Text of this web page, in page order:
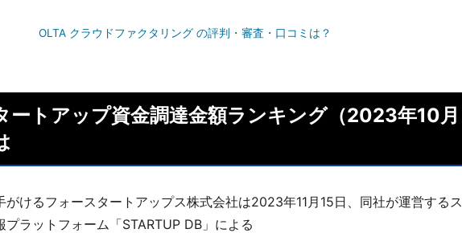
OLTA クラウドファクタリング の評判・審査・口コミは？
ートアップ資金調達金額ランキング（2023年10月
がけるフォースタートアップス株式会社は2023年11月15日、同社が運営するス
プラットフォーム「STARTUP DB」による